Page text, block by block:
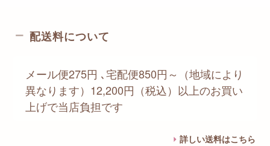
配送料について
メール便275円 ､宅配便850円～（地域により
異なります）12,200円（税込）以上のお買い
上げで当店負担です
詳しい送料はこちら